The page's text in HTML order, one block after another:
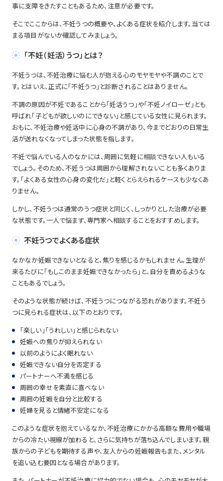
事に支障をきたすこともあるため、注意が必要です。
そこでここからは、不妊うつの概要や、よくある症状を紹介します。当ては
まる項目がないか確認してみましょう。
「不妊（妊活）うつ」とは？
不妊うつは、不妊治療に悩む人が抱える心のモヤモヤや不調のことで
す。とはいえ、正式に「不妊うつ」と診断されることはありません。
不調の原因が不妊であることから「妊活うつ」や「不妊ノイローゼ」とも
呼ばれ「子どもが欲しいのにできない」と感じている女性に見られます。
おもに、不妊治療や妊活中に心身の不調があり、今までどおりの日常生
活が送れなくなってしまった状態を指します。
不妊で悩んでいる人のなかには、周囲に気軽に相談できない人もいる
でしょう。そのため、不妊うつは周囲から理解されないことも多くありま
す。「よくある女性の心身の変化だ」と軽くとらえられるケースも少なくあ
りません。
しかし、不妊うつは通常のうつ症状と同じく、しっかりとした治療が必要
な状態です。一人で悩まず、専門家へ相談することをおすすめします。
不妊うつでよくある症状
なかなか妊娠できないとなると、焦りを感じるかもしれません。生理が
来るたびに「もしこのまま妊娠できなかったら」と、自分を責めるような
こともあるでしょう。
そのような状態が続けば、不妊うつにつながる恐れがあります。不妊う
つに見られる症状は、以下のとおりです。
「楽しい」「うれしい」と感じられない
妊娠への焦りが抑えられない
以前のようによく眠れない
妊娠できない自分を否定する
パートナーへ不満を感じる
周囲の幸せを素直に喜べない
周囲の妊娠を自分と比較する
妊婦を見ると情緒不安定になる
このような症状を抱えているなか、不妊治療にかかる高額な費用や職場
からの冷たい視線が加わると、さらに気持ちが落ち込んでしまいます。親
族からの子どもを期待する声や、友人からの妊娠報告もまた、メンタル
を追い込む要因となる場合があります。